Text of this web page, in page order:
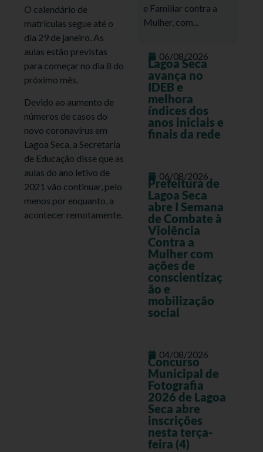
O calendário de
matrículas segue até o
dia 29 de janeiro. As
aulas estão previstas
para começar no dia 8 do
próximo mês.
Devido ao aumento de
números de casos do
novo coronavírus em
Lagoa Seca, a Secretaria
de Educação disse que as
aulas do ano letivo de
2021 vão continuar, pelo
menos por enquanto, a
acontecer remotamente.
e Familiar contra a
Mulher, com...
06/08/2026
Lagoa Seca
avança no
IDEB e
melhora
índices dos
anos iniciais e
finais da rede
06/08/2026
Prefeitura de
Lagoa Seca
abre I Semana
de Combate à
Violência
Contra a
Mulher com
ações de
conscientizaç
ão e
mobilização
social
04/08/2026
Concurso
Municipal de
Fotografia
2026 de Lagoa
Seca abre
inscrições
nesta terça-
feira (4)